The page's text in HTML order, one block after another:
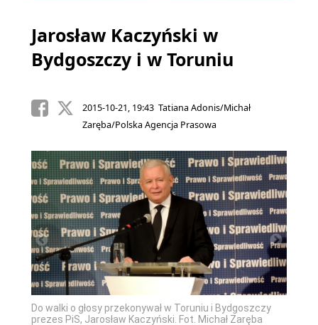
Jarosław Kaczyński w
Bydgoszczy i w Toruniu
2015-10-21, 19:43 Tatiana Adonis/Michał
Zaręba/Polska Agencja Prasowa
Do walki o głosy przekonywał w Toruniu i Bydgoszczy
prezes PiS, Jarosław Kaczyński. Fot. Michał Zaręba